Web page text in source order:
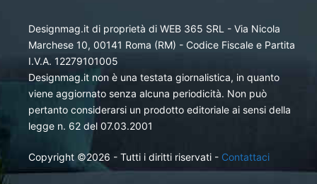
Designmag.it di proprietà di WEB 365 SRL - Via Nicola
Marchese 10, 00141 Roma (RM) - Codice Fiscale e Partita
I.V.A. 12279101005
Designmag.it non è una testata giornalistica, in quanto
viene aggiornato senza alcuna periodicità. Non può
pertanto considerarsi un prodotto editoriale ai sensi della
legge n. 62 del 07.03.2001
Copyright ©2026 - Tutti i diritti riservati - Contattaci